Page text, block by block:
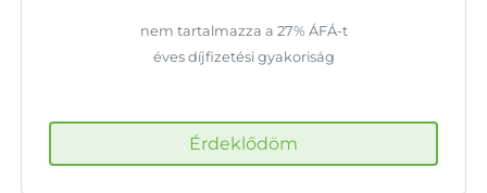
nem tartalmazza a 27% ÁFÁ-t
éves díjfizetési gyakoriság
Érdeklődöm